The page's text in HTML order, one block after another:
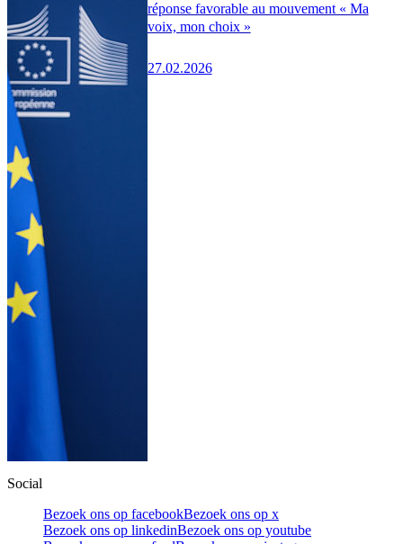
réponse favorable au mouvement « Ma
voix, mon choix »
27.02.2026
Social
Bezoek ons op facebookBezoek ons op x
Bezoek ons op linkedinBezoek ons op youtube